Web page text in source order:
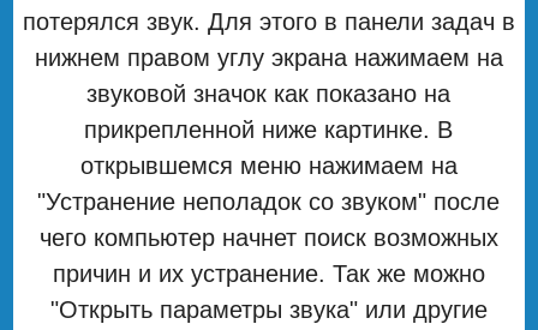
потерялся звук. Для этого в панели задач в
нижнем правом углу экрана нажимаем на
звуковой значок как показано на
прикрепленной ниже картинке. В
открывшемся меню нажимаем на
"Устранение неполадок со звуком" после
чего компьютер начнет поиск возможных
причин и их устранение. Так же можно
"Открыть параметры звука" или другие